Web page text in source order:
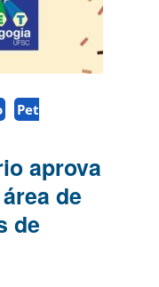
Pet
aprova
de
de